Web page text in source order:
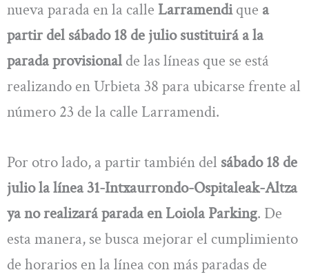
nueva parada en la calle Larramendique a
partir del sábado 18 de julio sustituirá a la
parada provisional de las líneas que se está
realizando en Urbieta 38 para ubicarse frente al
número 23 de la calle Larramendi.
Por otro lado, a partir también del sábado 18 de
julio la línea 31-Intxaurrondo-Ospitaleak-Altza
ya no realizará parada en Loiola Parking. De
esta manera, se busca mejorar el cumplimiento
de horarios en la línea con más paradas de